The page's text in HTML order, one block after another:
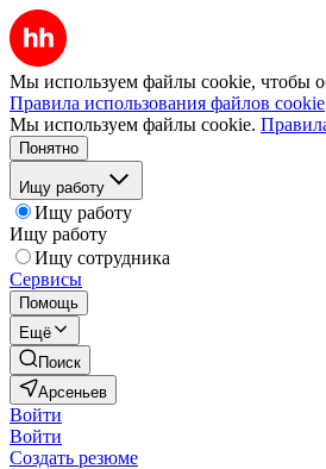
Мы используем файлы cookie, чтобы
Правила использования файлов cookie
Мы используем файлы cookie.
Понятно
Ищу работу
Ищу работу
Ищу работу
Ищу сотрудника
Сервисы
Помощь
Ещё
Поиск
Арсеньев
Войти
Войти
Создать резюме